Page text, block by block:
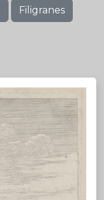
Filigranes